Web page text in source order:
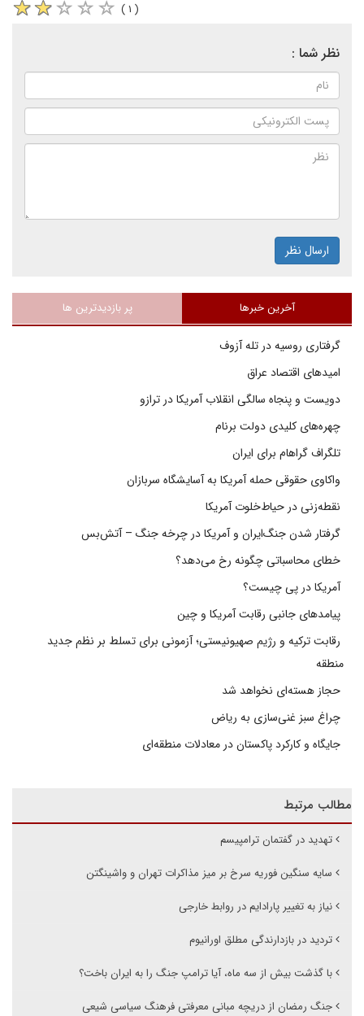
( ۱ )
نظر شما :
ارسال نظر
آخرین خبرها پر بازدیدترین ها
گرفتاری روسیه در تله آزوف
امیدهای اقتصاد عراق
دویست و پنجاه سالگی انقلاب آمریکا در ترازو
چهره‌های کلیدی دولت برنام
تلگراف گراهام برای ایران
واکاوی حقوقی حمله آمریکا به آسایشگاه سربازان
نقطه‌زنی در حیاط‌خلوت آمریکا
گرفتار شدن جنگ‌ایران و آمریکا در چرخه جنگ – آتش‌بس
خطای محاسباتی چگونه رخ می‌دهد؟
آمریکا در پی چیست؟
پیامدهای جانبی رقابت آمریکا و چین
رقابت ترکیه و رژیم صهیونیستی؛ آزمونی برای تسلط بر نظم جدید
منطقه
حجاز هسته‌ای نخواهد شد
چراغ سبز غنی‌سازی به ریاض
جایگاه و کارکرد پاکستان در معادلات منطقه‌ای
مطالب مرتبط
تهدید در گفتمان ترامپیسم
سایه سنگین فوریه سرخ بر میز مذاکرات تهران و واشینگتن
نیاز به تغییر پارادایم در روابط خارجی
تردید در بازدارندگی مطلق اورانیوم
با گذشت بیش از سه ماه، آیا ترامپ جنگ را به ایران باخت؟
جنگ رمضان از دریچه مبانی معرفتی فرهنگ سیاسی شیعی